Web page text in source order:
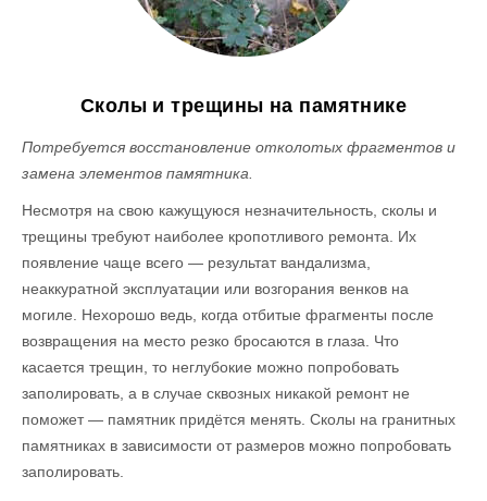
Сколы и трещины на памятнике
Потребуется восстановление отколотых фрагментов и
замена элементов памятника.
Несмотря на свою кажущуюся незначительность, сколы и
трещины требуют наиболее кропотливого ремонта. Их
появление чаще всего — результат вандализма,
неаккуратной эксплуатации или возгорания венков на
могиле. Нехорошо ведь, когда отбитые фрагменты после
возвращения на место резко бросаются в глаза. Что
касается трещин, то неглубокие можно попробовать
заполировать, а в случае сквозных никакой ремонт не
поможет — памятник придётся менять. Сколы на гранитных
памятниках в зависимости от размеров можно попробовать
заполировать.